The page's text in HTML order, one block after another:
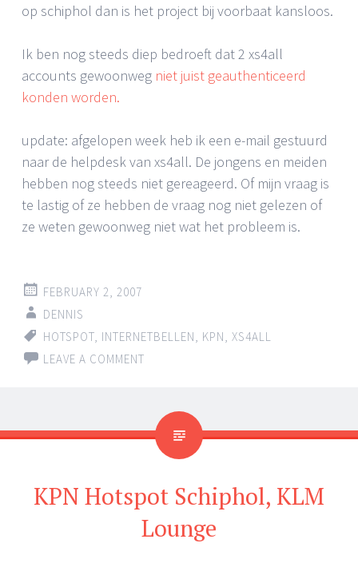
op schiphol dan is het project bij voorbaat kansloos.
Ik ben nog steeds diep bedroeft dat 2 xs4all
accounts gewoonweg niet juist geauthenticeerd
konden worden.
update: afgelopen week heb ik een e-mail gestuurd
naar de helpdesk van xs4all. De jongens en meiden
hebben nog steeds niet gereageerd. Of mijn vraag is
te lastig of ze hebben de vraag nog niet gelezen of
ze weten gewoonweg niet wat het probleem is.
FEBRUARY 2, 2007
DENNIS
HOTSPOT INTERNETBELLEN KPN XS4ALL
LEAVE A COMMENT
KPN Hotspot Schiphol, KLM
Lounge